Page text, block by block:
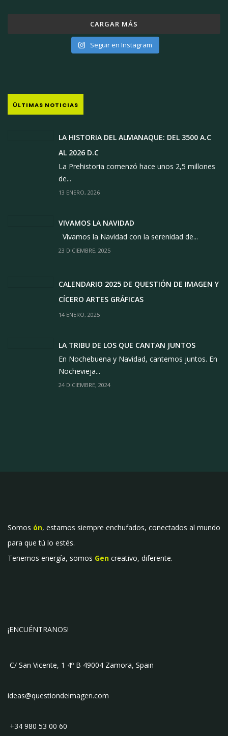
CARGAR MÁS
Seguir en Instagram
ÚLTIMAS NOTICIAS
LA HISTORIA DEL ALMANAQUE: DEL 3500 A.C
AL 2026 D.C
La Prehistoria comenzó hace unos 2,5 millones
de...
13 ENERO, 2026
VIVAMOS LA NAVIDAD
Vivamos la Navidad con la serenidad de...
23 DICIEMBRE, 2025
CALENDARIO 2025 DE QUESTIÓN DE IMAGEN Y
CÍCERO ARTES GRÁFICAS
14 ENERO, 2025
LA TRIBU DE LOS QUE CANTAN JUNTOS
En Nochebuena y Navidad, cantemos juntos. En
Nochevieja...
24 DICIEMBRE, 2024
Somos ón, estamos siempre enchufados, conectados al mundo
para que tú lo estés.
Tenemos energía, somos Gen creativo, diferente.
¡ENCUÉNTRANOS!
C/ San Vicente, 1 4º B 49004 Zamora, Spain
ideas@questiondeimagen.com
+34 980 53 00 60